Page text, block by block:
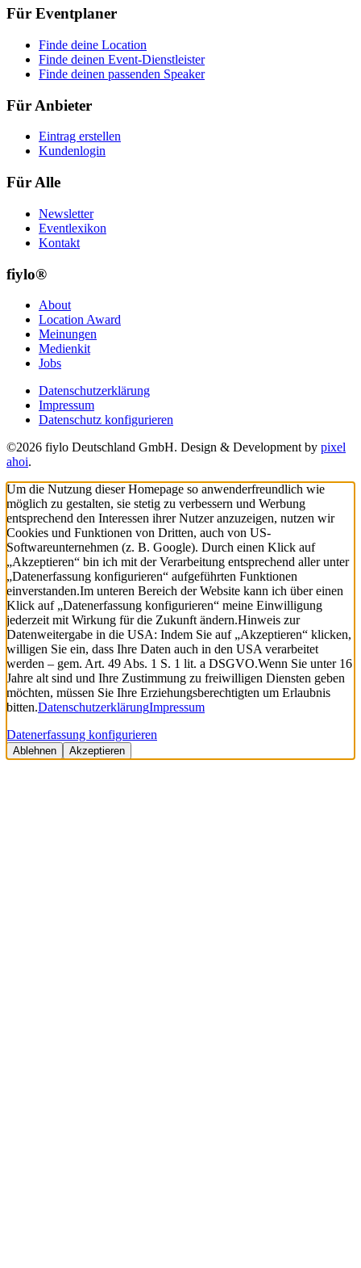
Für Eventplaner
Finde deine Location
Finde deinen Event-Dienstleister
Finde deinen passenden Speaker
Für Anbieter
Eintrag erstellen
Kundenlogin
Für Alle
Newsletter
Eventlexikon
Kontakt
fiylo®
About
Location Award
Meinungen
Medienkit
Jobs
Datenschutzerklärung
Impressum
Datenschutz konfigurieren
©2026 fiylo Deutschland GmbH. Design & Development by pixel
ahoi.
Um die Nutzung dieser Homepage so anwenderfreundlich wie
möglich zu gestalten, sie stetig zu verbessern und Werbung
entsprechend den Interessen ihrer Nutzer anzuzeigen, nutzen wir
Cookies und Funktionen von Dritten, auch von US-
Softwareunternehmen (z. B. Google). Durch einen Klick auf
„Akzeptieren“ bin ich mit der Verarbeitung entsprechend aller unter
„Datenerfassung konfigurieren“ aufgeführten Funktionen
einverstanden.Im unteren Bereich der Website kann ich über einen
Klick auf „Datenerfassung konfigurieren“ meine Einwilligung
jederzeit mit Wirkung für die Zukunft ändern.Hinweis zur
Datenweitergabe in die USA: Indem Sie auf „Akzeptieren“ klicken,
willigen Sie ein, dass Ihre Daten auch in den USA verarbeitet
werden – gem. Art. 49 Abs. 1 S. 1 lit. a DSGVO.Wenn Sie unter 16
Jahre alt sind und Ihre Zustimmung zu freiwilligen Diensten geben
möchten, müssen Sie Ihre Erziehungsberechtigten um Erlaubnis
bitten.DatenschutzerklärungImpressum
Datenerfassung konfigurieren
Ablehnen Akzeptieren